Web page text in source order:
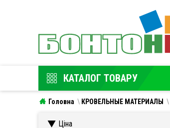
КАТАЛОГ ТОВАРУ
Головна КРОВЕЛЬНЫЕ МАТЕРИАЛЫ
Ціна